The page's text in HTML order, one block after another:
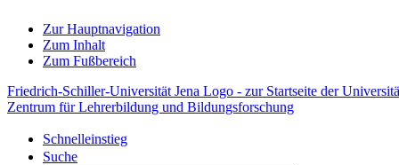
Zur Hauptnavigation
Zum Inhalt
Zum Fußbereich
Friedrich-Schiller-Universität Jena Logo - zur Startseite der
Zentrum für Lehrerbildung und Bildungsforschung
Schnelleinstieg
Suche